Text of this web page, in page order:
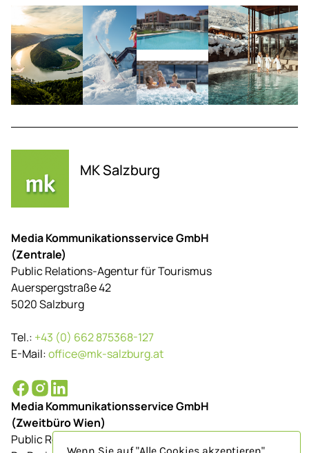
MK Salzburg
Media Kommunikationsservice GmbH
(Zentrale)
Public Relations-Agentur für Tourismus
Auerspergstraße 42
5020 Salzburg
Tel.: +43 (0) 662 875368-127
E-Mail:office@mk-salzburg.at
Media Kommunikationsservice GmbH
(Zweitbüro Wien)
Public Relations-Agentur für Tourismus